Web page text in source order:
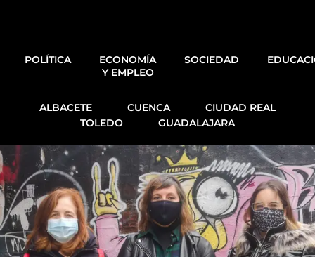
POLÍTICA
ECONOMÍA
Y EMPLEO
SOCIEDAD
ALBACETE CUENCA
CIUDAD REAL
TOLEDO
GUADALAJARA